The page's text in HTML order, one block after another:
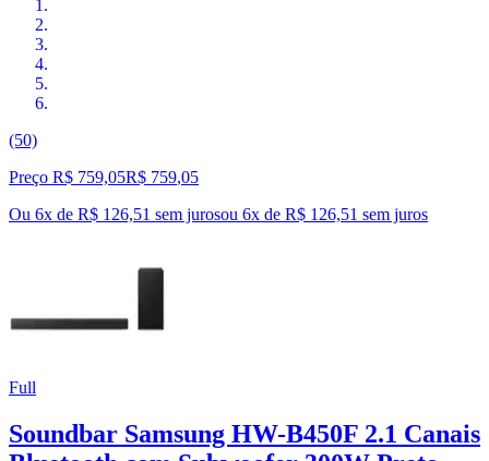
(50)
Preço R$ 759,05R$ 759,05
Ou 6x de R$ 126,51 sem jurosou 6x de R$ 126,51 sem juros
Full
Soundbar Samsung HW-B450F 2.1 Canais